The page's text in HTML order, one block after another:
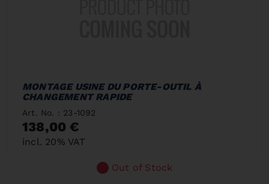
MONTAGE USINE DU PORTE-OUTIL À
CHANGEMENT RAPIDE
Art. No. : 23-1092
138,00 €
incl. 20% VAT
Out of Stock